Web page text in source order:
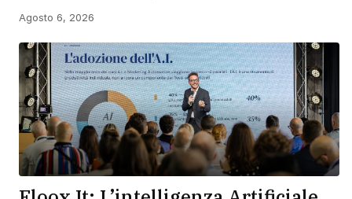
Dell’IA? Se Ne È Parlato Al Digital
Agosto 6, 2026